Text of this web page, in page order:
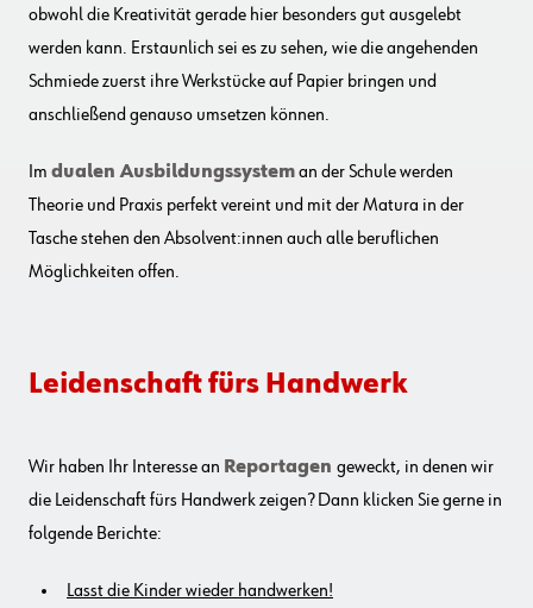
obwohl die Kreativität gerade hier besonders gut ausgelebt
werden kann. Erstaunlich sei es zu sehen, wie die angehenden
Schmiede zuerst ihre Werkstücke auf Papier bringen und
anschließend genauso umsetzen können.
Im dualen Ausbildungssysteman der Schule werden
Theorie und Praxis perfekt vereint und mit der Matura in der
Tasche stehen den Absolvent:innen auch alle beruflichen
Möglichkeiten offen.
Leidenschaft fürs Handwerk
Wir haben Ihr Interesse an Reportagen geweckt, in denen wir
die Leidenschaft fürs Handwerk zeigen? Dann klicken Sie gerne in
folgende Berichte:
Lasst die Kinder wieder handwerken!